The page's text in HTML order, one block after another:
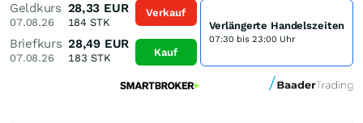
Geldkurs
07.08.26
28,33 EUR
184 STK
Briefkurs
07.08.26
28,49 EUR
183 STK
Verkauf
Kauf
Verlängerte Handelszeiten
07:30 bis 23:00 Uhr